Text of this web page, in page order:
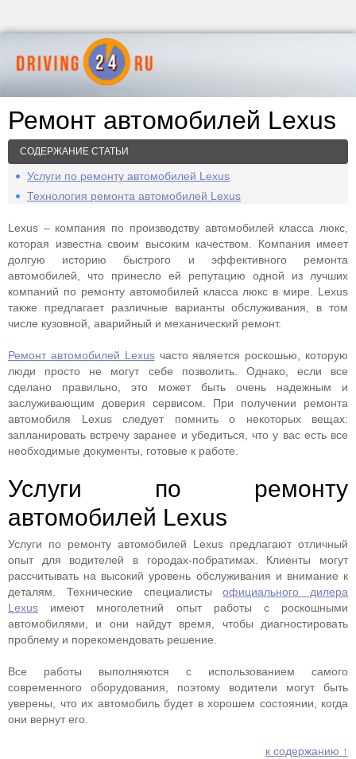
Ремонт автомобилей Lexus
СОДЕРЖАНИЕ СТАТЬИ
Услуги по ремонту автомобилей Lexus
Технология ремонта автомобилей Lexus
Lexus – компания по производству автомобилей класса люкс,
которая известна своим высоким качеством. Компания имеет
долгую историю быстрого и эффективного ремонта
автомобилей, что принесло ей репутацию одной из лучших
компаний по ремонту автомобилей класса люкс в мире. Lexus
также предлагает различные варианты обслуживания, в том
числе кузовной, аварийный и механический ремонт.
Ремонт автомобилей Lexusчасто является роскошью, которую
люди просто не могут себе позволить. Однако, если все
сделано правильно, это может быть очень надежным и
заслуживающим доверия сервисом. При получении ремонта
автомобиля Lexus следует помнить о некоторых вещах:
запланировать встречу заранее и убедиться, что у вас есть все
необходимые документы, готовые к работе.
Услуги по ремонту
автомобилей Lexus
Услуги по ремонту автомобилей Lexus предлагают отличный
опыт для водителей в городах-побратимах. Клиенты могут
рассчитывать на высокий уровень обслуживания и внимание к
деталям. Технические специалистыофициального дилера
Lexus имеют многолетний опыт работы с роскошными
автомобилями, и они найдут время, чтобы диагностировать
проблему и порекомендовать решение.
Все работы выполняются с использованием самого
современного оборудования, поэтому водители могут быть
уверены, что их автомобиль будет в хорошем состоянии, когда
они вернут его.
к содержанию ↑